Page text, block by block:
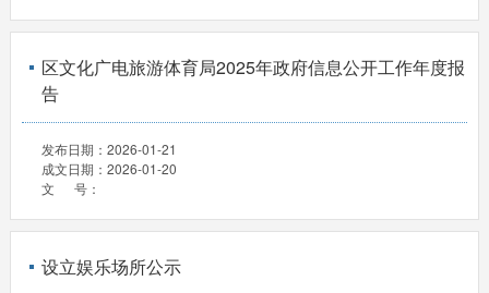
区文化广电旅游体育局2025年政府信息公开工作年度报
告
发布日期： 2026-01-21
成文日期： 2026-01-20
文 号：
设立娱乐场所公示